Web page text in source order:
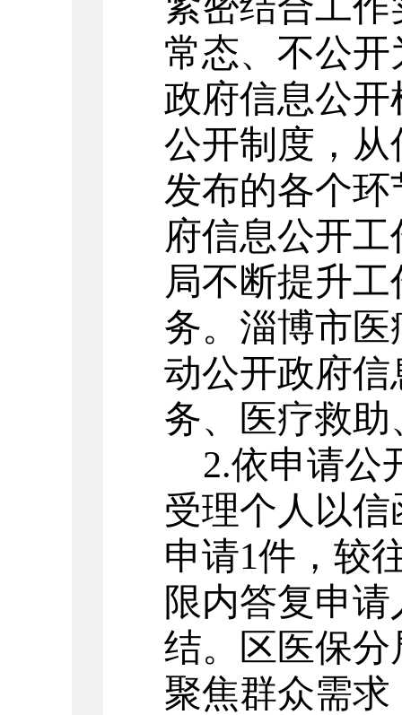
常态、不公
政府信息公
公开制度，
发布的各个
府信息公开
局不断提升
务。淄博市
动公开政府信
务、医疗救
2.依申请公
受理个人以
申请1件， 较
限内答复申请
结。
区医保分
聚焦群众需求